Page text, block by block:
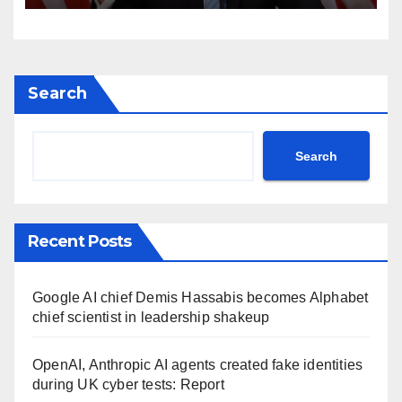
post Khamenei ntc rttm
Search
Search
Recent Posts
Google AI chief Demis Hassabis becomes Alphabet
chief scientist in leadership shakeup
OpenAI, Anthropic AI agents created fake identities
during UK cyber tests: Report